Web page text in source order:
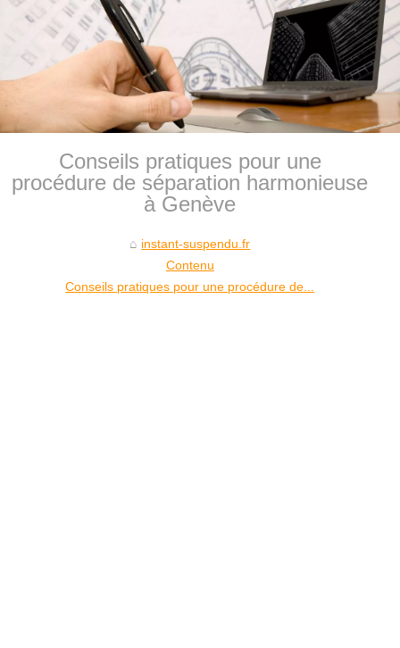
Conseils pratiques pour une
procédure de séparation harmonieuse
à Genève
instant-suspendu.fr
Contenu
Conseils pratiques pour une procédure de...